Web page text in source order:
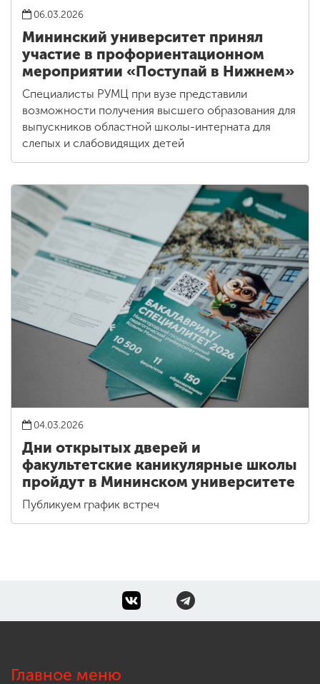
06.03.2026
Мининский университет принял
участие в профориентационном
мероприятии «Поступай в Нижнем»
Специалисты РУМЦ при вузе представили
возможности получения высшего образования для
выпускников областной школы-интерната для
слепых и слабовидящих детей
04.03.2026
Дни открытых дверей и
факультетские каникулярные школы
пройдут в Мининском университете
Публикуем график встреч
Главное меню